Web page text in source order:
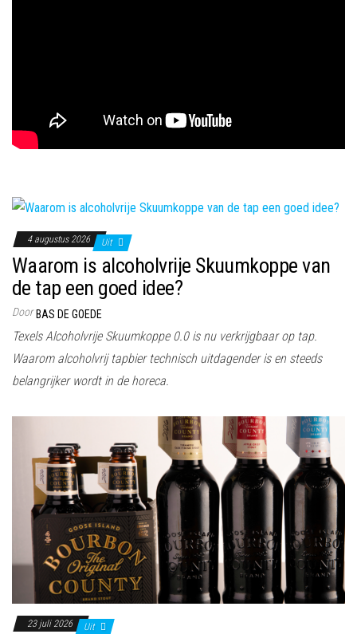
4 augustus 2026 Uit
Waarom is alcoholvrije Skuumkoppe van
de tap een goed idee?
Door BAS DE GOEDE
Texels Alcoholvrije Skuumkoppe 0.0 is nu verkrijgbaar op tap.
Waarom alcoholvrij tapbier technisch uitdagender is en steeds
belangrijker wordt in de horeca.
23 juli 2026 Uit